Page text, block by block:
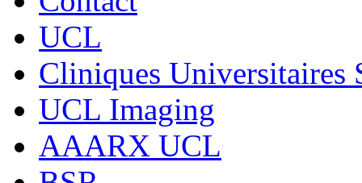
UCL
Cliniques Universitaires
UCL Imaging
AAARX UCL